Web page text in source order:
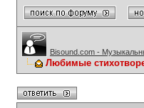
Bisound.com -
Любимые